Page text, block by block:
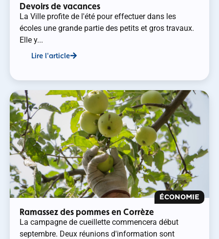
Devoirs de vacances
La Ville profite de l'été pour effectuer dans les
écoles une grande partie des petits et gros travaux.
Elle y...
Lire l'article
ÉCONOMIE
Ramassez des pommes en Corrèze
La campagne de cueillette commencera début
septembre. Deux réunions d'information sont